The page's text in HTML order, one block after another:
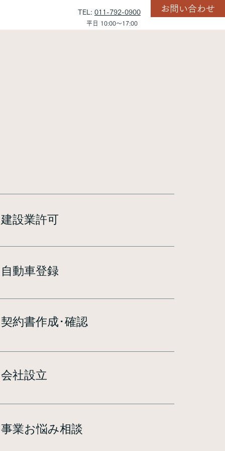
TEL: 011-792-0900
平日 10:00～17:00
お問い合わせ
​建設業許可
​自動車登録
​契約書作成･確認
​会社設立
​事業お悩み相談